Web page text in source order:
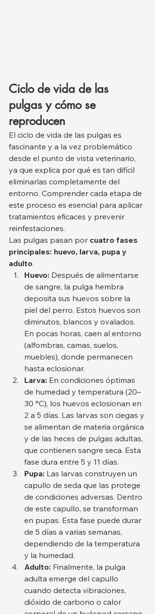
Ciclo de vida de las
pulgas y cómo se
reproducen
El ciclo de vida de las pulgas es
fascinante y a la vez problemático
desde el punto de vista veterinario,
ya que explica por qué es tan difícil
eliminarlas completamente del
entorno. Comprender cada etapa de
este proceso es esencial para aplicar
tratamientos eficaces y prevenir
reinfestaciones.
Las pulgas pasan por cuatro fases
principales: huevo, larva, pupa y
adulto.
Huevo: Después de alimentarse
de sangre, la pulga hembra
deposita sus huevos sobre la
piel del perro. Estos huevos son
diminutos, blancos y ovalados.
En pocas horas, caen al entorno
(alfombras, camas, suelos,
muebles), donde permanecen
hasta eclosionar.
Larva: En condiciones óptimas
de humedad y temperatura (20–
30 °C), los huevos eclosionan en
2 a 5 días. Las larvas son ciegas y
se alimentan de materia orgánica
y de las heces de pulgas adultas,
que contienen sangre seca. Esta
fase dura entre 5 y 11 días.
Pupa: Las larvas construyen un
capullo de seda que las protege
de condiciones adversas. Dentro
de este capullo, se transforman
en pupas. Esta fase puede durar
de 5 días a varias semanas,
dependiendo de la temperatura
y la humedad.
Adulto: Finalmente, la pulga
adulta emerge del capullo
cuando detecta vibraciones,
dióxido de carbono o calor